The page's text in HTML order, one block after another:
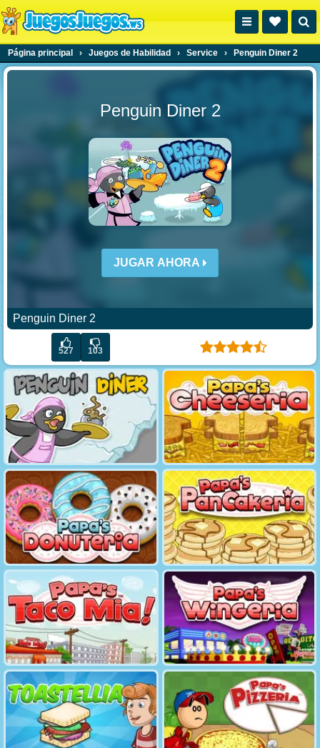
Página principal › Juegos de Habilidad › Service › Penguin Diner 2
Penguin Diner 2
JUGAR AHORA
Penguin Diner 2
527 103